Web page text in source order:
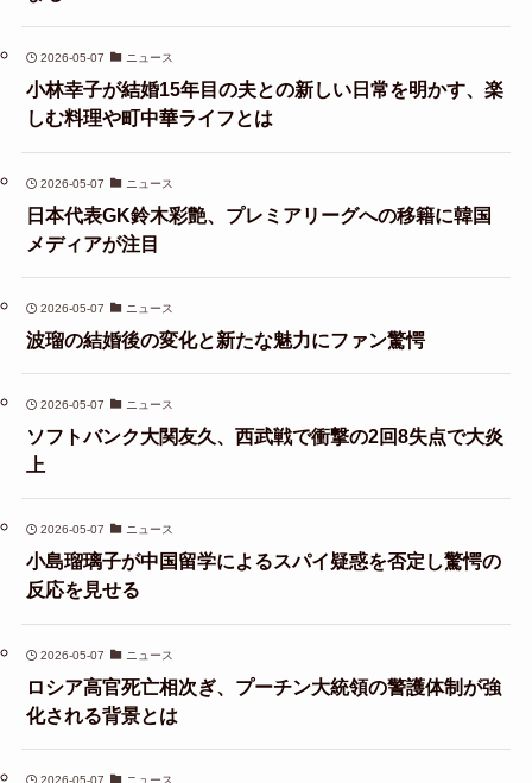
2026-05-07 ニュース
小林幸子が結婚15年目の夫との新しい日常を明かす、楽
しむ料理や町中華ライフとは
2026-05-07 ニュース
日本代表GK鈴木彩艶、プレミアリーグへの移籍に韓国
メディアが注目
2026-05-07 ニュース
波瑠の結婚後の変化と新たな魅力にファン驚愕
2026-05-07 ニュース
ソフトバンク大関友久、西武戦で衝撃の2回8失点で大炎
上
2026-05-07 ニュース
小島瑠璃子が中国留学によるスパイ疑惑を否定し驚愕の
反応を見せる
2026-05-07 ニュース
ロシア高官死亡相次ぎ、プーチン大統領の警護体制が強
化される背景とは
2026-05-07 ニュース